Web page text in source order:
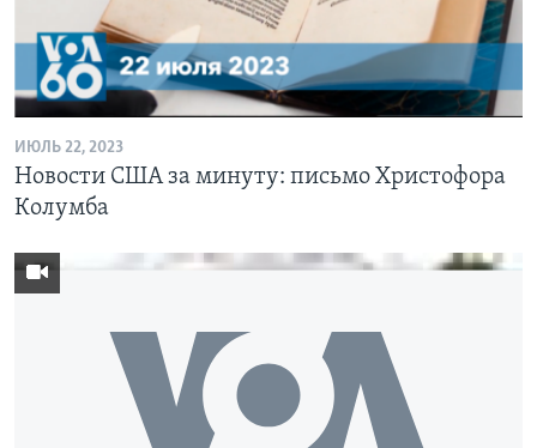
ИЮЛЬ 22, 2023
Новости США за минуту: письмо Христофора
Колумба